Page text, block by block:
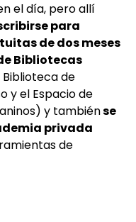
el día, pero allí
para
de dos meses
Bibliotecas
de
y el Espacio de
y tambiénse
privada
de